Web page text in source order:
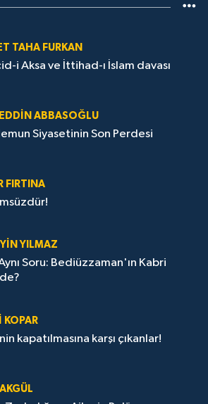
TAHA FURKAN
i Aksa ve İttihad-ı İslam davası
ABBASOĞLU
Siyasetinin Son Perdesi
FIRTINA
YILMAZ
Soru: Bediüzzaman'ın Kabri
KOPAR
kapatılmasına karşı çıkanlar!